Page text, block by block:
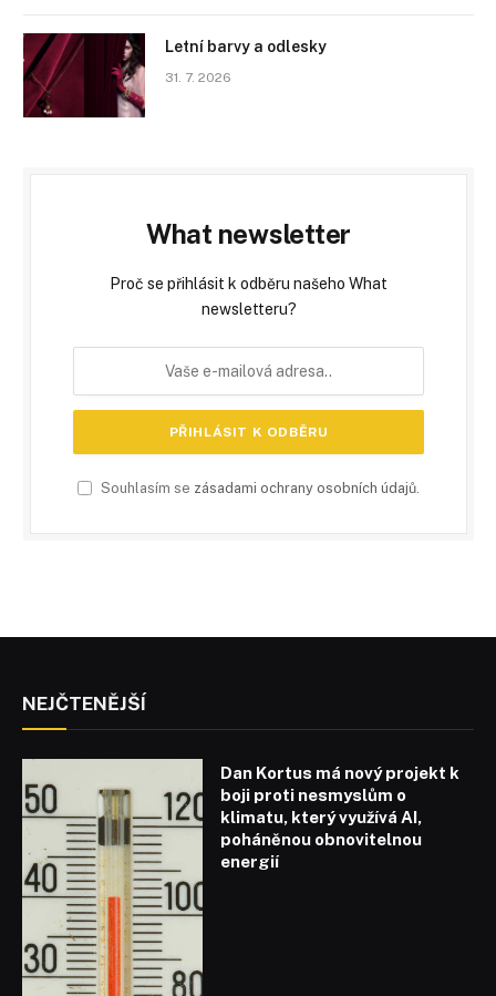
Letní barvy a odlesky
31. 7. 2026
What newsletter
Proč se přihlásit k odběru našeho What
newsletteru?
Souhlasím se zásadami ochrany osobních údajů.
NEJČTENĚJŠÍ
Dan Kortus má nový projekt k
boji proti nesmyslům o
klimatu, který využívá AI,
poháněnou obnovitelnou
energií